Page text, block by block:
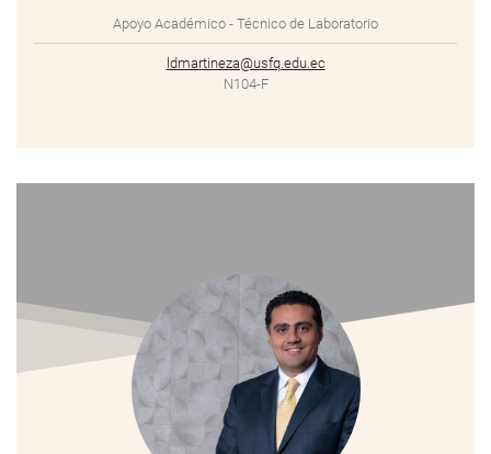
Apoyo Académico - Técnico de Laboratorio
ldmartineza@usfq.edu.ec
N104-F